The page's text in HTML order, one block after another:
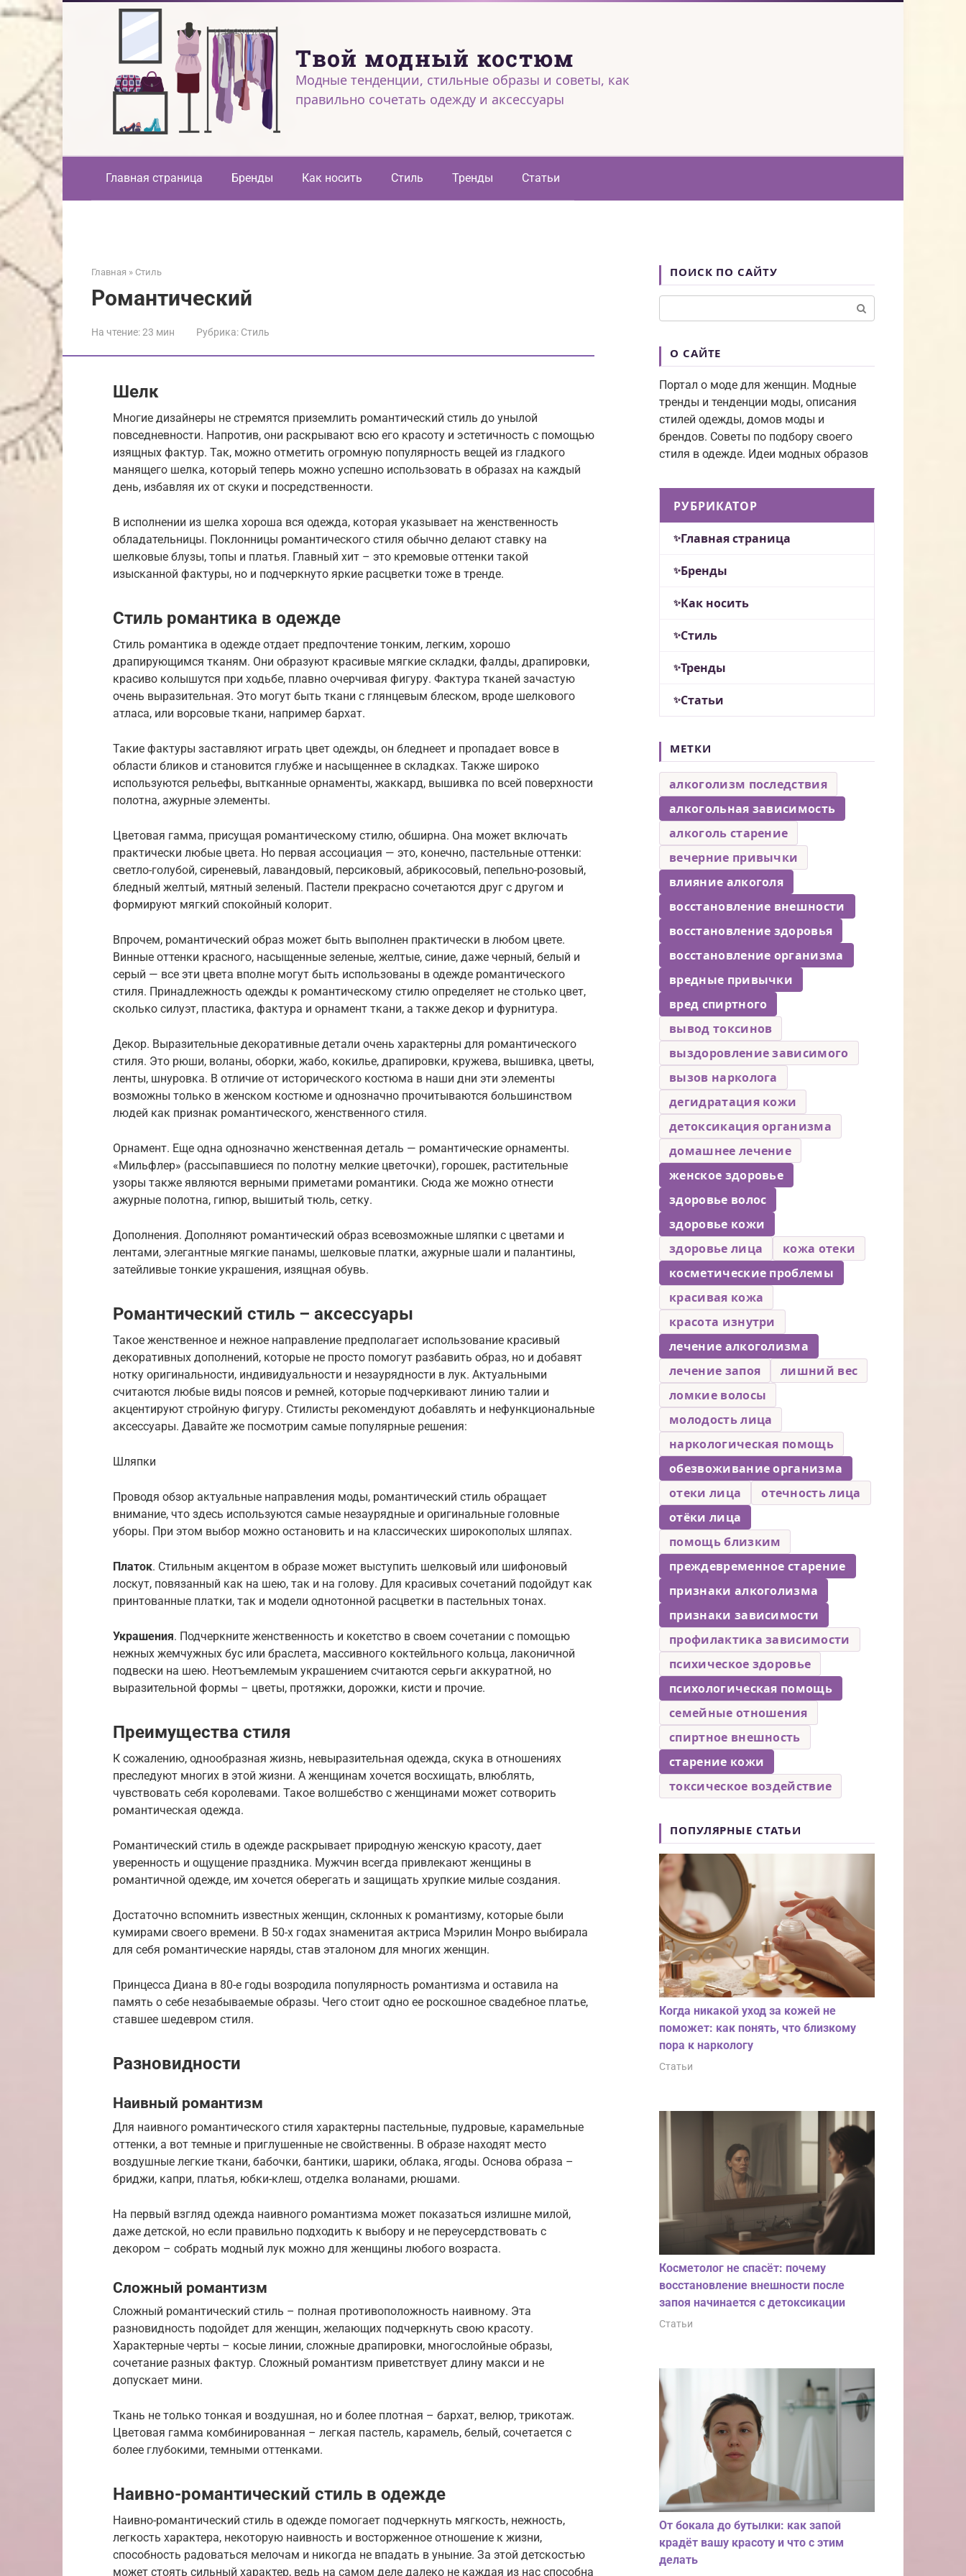
Перейти
Твой модный костюм
Модные тенденции, стильные образы и советы, как
правильно сочетать одежду и аксессуары
Главная страница Бренды Как носить Стиль Тренды Статьи
Главная » Стиль
Романтический
На чтение:23 мин Рубрика: Стиль
Шелк
Многие дизайнеры не стремятся приземлить романтический стиль до унылой
повседневности. Напротив, они раскрывают всю его красоту и эстетичность с помощью
изящных фактур. Так, можно отметить огромную популярность вещей из гладкого
манящего шелка, который теперь можно успешно использовать в образах на каждый
день, избавляя их от скуки и посредственности.
В исполнении из шелка хороша вся одежда, которая указывает на женственность
обладательницы. Поклонницы романтического стиля обычно делают ставку на
шелковые блузы, топы и платья. Главный хит – это кремовые оттенки такой
изысканной фактуры, но и подчеркнуто яркие расцветки тоже в тренде.
Стиль романтика в одежде
Стиль романтика в одежде отдает предпочтение тонким, легким, хорошо
драпирующимся тканям. Они образуют красивые мягкие складки, фалды, драпировки,
красиво колышутся при ходьбе, плавно очерчивая фигуру. Фактура тканей зачастую
очень выразительная. Это могут быть ткани с глянцевым блеском, вроде шелкового
атласа, или ворсовые ткани, например бархат.
Такие фактуры заставляют играть цвет одежды, он бледнеет и пропадает вовсе в
области бликов и становится глубже и насыщеннее в складках. Также широко
используются рельефы, вытканные орнаменты, жаккард, вышивка по всей поверхности
полотна, ажурные элементы.
Цветовая гамма, присущая романтическому стилю, обширна. Она может включать
практически любые цвета. Но первая ассоциация — это, конечно, пастельные оттенки:
светло-голубой, сиреневый, лавандовый, персиковый, абрикосовый, пепельно-розовый,
бледный желтый, мятный зеленый. Пастели прекрасно сочетаются друг с другом и
формируют мягкий спокойный колорит.
Впрочем, романтический образ может быть выполнен практически в любом цвете.
Винные оттенки красного, насыщенные зеленые, желтые, синие, даже черный, белый и
серый — все эти цвета вполне могут быть использованы в одежде романтического
стиля. Принадлежность одежды к романтическому стилю определяет не столько цвет,
сколько силуэт, пластика, фактура и орнамент ткани, а также декор и фурнитура.
Декор. Выразительные декоративные детали очень характерны для романтического
стиля. Это рюши, воланы, оборки, жабо, кокилье, драпировки, кружева, вышивка, цветы,
ленты, шнуровка. В отличие от исторического костюма в наши дни эти элементы
возможны только в женском костюме и однозначно прочитываются большинством
людей как признак романтического, женственного стиля.
Орнамент. Еще одна однозначно женственная деталь — романтические орнаменты.
«Мильфлер» (рассыпавшиеся по полотну мелкие цветочки), горошек, растительные
узоры также являются верными приметами романтики. Сюда же можно отнести
ажурные полотна, гипюр, вышитый тюль, сетку.
Дополнения. Дополняют романтический образ всевозможные шляпки с цветами и
лентами, элегантные мягкие панамы, шелковые платки, ажурные шали и палантины,
затейливые тонкие украшения, изящная обувь.
Романтический стиль – аксессуары
Такое женственное и нежное направление предполагает использование красивый
декоративных дополнений, которые не просто помогут разбавить образ, но и добавят
нотку оригинальности, индивидуальности и незаурядности в лук. Актуальными
считаются любые виды поясов и ремней, которые подчеркивают линию талии и
акцентируют стройную фигуру. Стилисты рекомендуют добавлять и нефункциональные
аксессуары. Давайте же посмотрим самые популярные решения:
Шляпки
Проводя обзор актуальные направления моды, романтический стиль обращает
внимание, что здесь используются самые незаурядные и оригинальные головные
уборы. При этом выбор можно остановить и на классических широкополых шляпах.
Платок. Стильным акцентом в образе может выступить шелковый или шифоновый
лоскут, повязанный как на шею, так и на голову. Для красивых сочетаний подойдут как
принтованные платки, так и модели однотонной расцветки в пастельных тонах.
Украшения. Подчеркните женственность и кокетство в своем сочетании с помощью
нежных жемчужных бус или браслета, массивного коктейльного кольца, лаконичной
подвески на шею. Неотъемлемым украшением считаются серьги аккуратной, но
выразительной формы – цветы, протяжки, дорожки, кисти и прочие.
Преимущества стиля
К сожалению, однообразная жизнь, невыразительная одежда, скука в отношениях
преследуют многих в этой жизни. А женщинам хочется восхищать, влюблять,
чувствовать себя королевами. Такое волшебство с женщинами может сотворить
романтическая одежда.
Романтический стиль в одежде раскрывает природную женскую красоту, дает
уверенность и ощущение праздника. Мужчин всегда привлекают женщины в
романтичной одежде, им хочется оберегать и защищать хрупкие милые создания.
Достаточно вспомнить известных женщин, склонных к романтизму, которые были
кумирами своего времени. В 50-х годах знаменитая актриса Мэрилин Монро выбирала
для себя романтические наряды, став эталоном для многих женщин.
Принцесса Диана в 80-е годы возродила популярность романтизма и оставила на
память о себе незабываемые образы. Чего стоит одно ее роскошное свадебное платье,
ставшее шедевром стиля.
Разновидности
Наивный романтизм
Для наивного романтического стиля характерны пастельные, пудровые, карамельные
оттенки, а вот темные и приглушенные не свойственны. В образе находят место
воздушные легкие ткани, бабочки, бантики, шарики, облака, ягоды. Основа образа –
бриджи, капри, платья, юбки-клеш, отделка воланами, рюшами.
На первый взгляд одежда наивного романтизма может показаться излишне милой,
даже детской, но если правильно подходить к выбору и не переусердствовать с
декором – собрать модный лук можно для женщины любого возраста.
Сложный романтизм
Сложный романтический стиль – полная противоположность наивному. Эта
разновидность подойдет для женщин, желающих подчеркнуть свою красоту.
Характерные черты – косые линии, сложные драпировки, многослойные образы,
сочетание разных фактур. Сложный романтизм приветствует длину макси и не
допускает мини.
Ткань не только тонкая и воздушная, но и более плотная – бархат, велюр, трикотаж.
Цветовая гамма комбинированная – легкая пастель, карамель, белый, сочетается с
более глубокими, темными оттенками.
Наивно-романтический стиль в одежде
Наивно-романтический стиль в одежде помогает подчеркнуть мягкость, нежность,
легкость характера, некоторую наивность и восторженное отношение к жизни,
способность радоваться мелочам и никогда не впадать в уныние. За этой детскостью
может стоять сильный характер, ведь на самом деле далеко не каждая из нас способна
ПОИСК ПО САЙТУ
О САЙТЕ
Портал о моде для женщин. Модные
тренды и тенденции моды, описания
стилей одежды, домов моды и
брендов. Советы по подбору своего
стиля в одежде. Идеи модных образов
РУБРИКАТОР
Главная страница
Бренды
Как носить
Стиль
Тренды
Статьи
МЕТКИ
алкоголизм последствия
алкогольная зависимость
алкоголь старение
вечерние привычки
влияние алкоголя
восстановление внешности
восстановление здоровья
восстановление организма
вредные привычки
вред спиртного
вывод токсинов
выздоровление зависимого
вызов нарколога
дегидратация кожи
детоксикация организма
домашнее лечение
женское здоровье
здоровье волос
здоровье кожи
здоровье лица
кожа отеки
косметические проблемы
красивая кожа
красота изнутри
лечение алкоголизма
лечение запоя
лишний вес
ломкие волосы
молодость лица
наркологическая помощь
обезвоживание организма
отеки лица
отечность лица
отёки лица
помощь близким
преждевременное старение
признаки алкоголизма
признаки зависимости
профилактика зависимости
психическое здоровье
психологическая помощь
семейные отношения
спиртное внешность
старение кожи
токсическое воздействие
ПОПУЛЯРНЫЕ СТАТЬИ
Когда никакой уход за кожей не
поможет: как понять, что близкому
пора к наркологу
Статьи
Косметолог не спасёт: почему
восстановление внешности после
запоя начинается с детоксикации
Статьи
От бокала до бутылки: как запой
крадёт вашу красоту и что с этим
делать